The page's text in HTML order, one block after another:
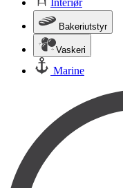
Interiør
Bakeriutstyr
Vaskeri
Marine